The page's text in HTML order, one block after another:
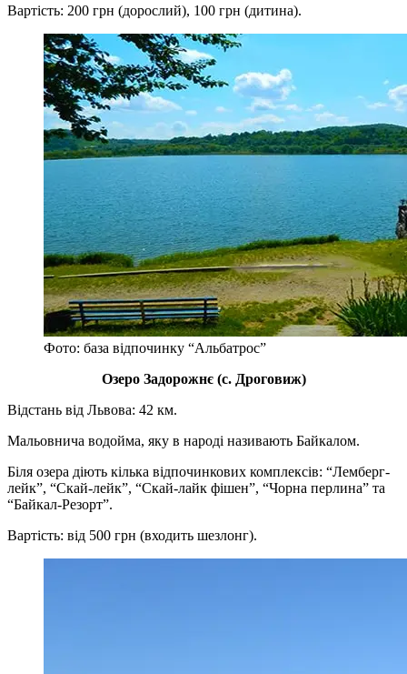
Вартість: 200 грн (дорослий), 100 грн (дитина).
Фото: база відпочинку “Альбатрос”
Озеро Задорожнє (с. Дроговиж)
Відстань від Львова: 42 км.
Мальовнича водойма, яку в народі називають Байкалом.
Біля озера діють кілька відпочинкових комплексів: “Лемберг-
лейк”, “Скай-лейк”, “Скай-лайк фішен”, “Чорна перлина” та
“Байкал-Резорт”.
Вартість: від 500 грн (входить шезлонг).